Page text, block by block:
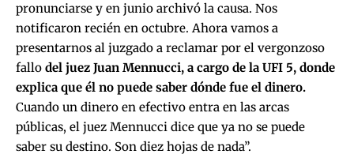
pronunciarse y en junio archivó la causa. Nos
notificaron recién en octubre. Ahora vamos a
presentarnos al juzgado a reclamar por el vergonzoso
fallo del juez Juan Mennucci, a cargo de la UFI 5, donde
explica que él no puede saber dónde fue el dinero.
Cuando un dinero en efectivo entra en las arcas
públicas, el juez Mennucci dice que ya no se puede
saber su destino. Son diez hojas de nada”.